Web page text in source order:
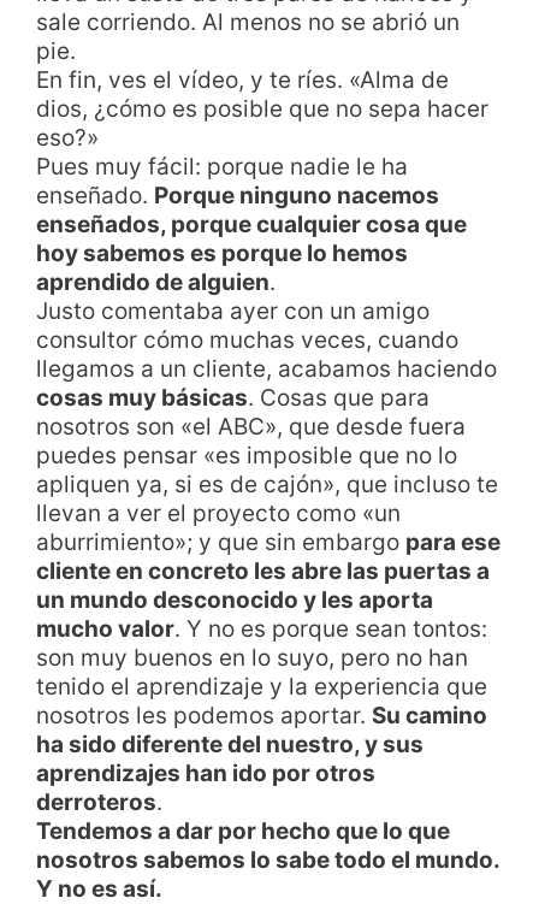
sale corriendo. Al menos no se abrió un
pie.
En fin, ves el vídeo, y te ríes. «Alma de
dios, ¿cómo es posible que no sepa hacer
eso?»
Pues muy fácil: porque nadie le ha
enseñado. Porque ninguno nacemos
enseñados, porque cualquier cosa que
hoy sabemos es porque lo hemos
aprendido de alguien.
Justo comentaba ayer con un amigo
consultor cómo muchas veces, cuando
llegamos a un cliente, acabamos haciendo
cosas muy básicas. Cosas que para
nosotros son «el ABC», que desde fuera
puedes pensar «es imposible que no lo
apliquen ya, si es de cajón», que incluso te
llevan a ver el proyecto como «un
aburrimiento»; y que sin embargo para ese
cliente en concreto les abre las puertas a
un mundo desconocido y les aporta
mucho valor. Y no es porque sean tontos:
son muy buenos en lo suyo, pero no han
tenido el aprendizaje y la experiencia que
nosotros les podemos aportar. Su camino
ha sido diferente del nuestro, y sus
aprendizajes han ido por otros
derroteros.
Tendemos a dar por hecho que lo que
nosotros sabemos lo sabe todo el mundo.
Y no es así.